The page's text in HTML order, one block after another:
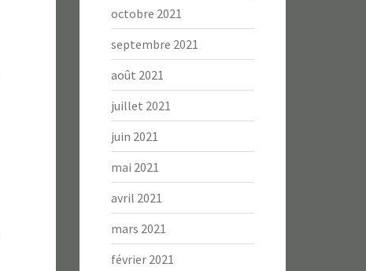
octobre 2021
septembre 2021
août 2021
juillet 2021
juin 2021
mai 2021
avril 2021
mars 2021
février 2021